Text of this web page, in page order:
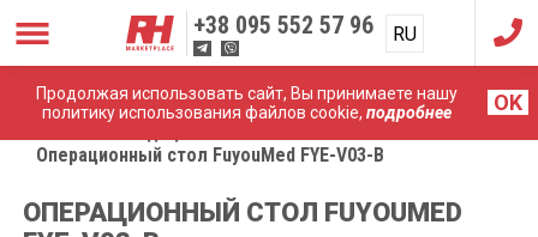
Продолжая использовать сайт, Вы принимаете нашу
политику использования файлов cookie, подробнее OK
+38 095 552 57 96 RU
UA
Операционный стол FuyouMed FYE-V03-B
ОПЕРАЦИОННЫЙ СТОЛ FUYOUMED